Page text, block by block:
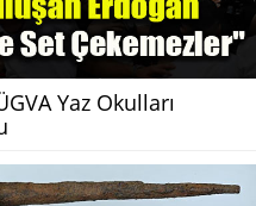
Yaz Okulları